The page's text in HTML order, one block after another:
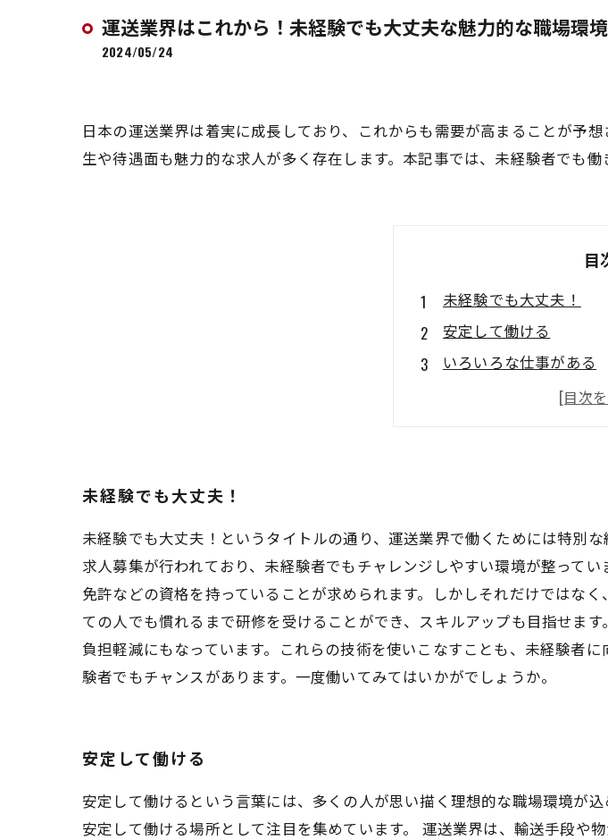
運送業界はこれから！未経験でも大丈夫な魅力的な職場環境
2024/05/24
日本の運送業界は着実に成長しており、これからも需要が高まることが予
生や待遇面も魅力的な求人が多く存在します。本記事では、未経験者でも
目
未経験でも大丈夫！
安定して働ける
いろいろな仕事がある
社員の福利厚生が充実
未経験でも大丈夫！
未経験でも大丈夫！というタイトルの通り、運送業界で働くためには特別
求人募集が行われており、未経験者でもチャレンジしやすい環境が整って
免許などの資格を持っていることが求められます。しかしそれだけではな
ての人でも慣れるまで研修を受けることができ、スキルアップも目指せま
負担軽減にもなっています。これらの技術を使いこなすことも、未経験者
験者でもチャンスがあります。一度働いてみてはいかがでしょうか。
安定して働ける
安定して働けるという言葉には、多くの人が思い描く理想的な職場環境が
安定して働ける場所として注目を集めています。 運送業界は、輸送手段や